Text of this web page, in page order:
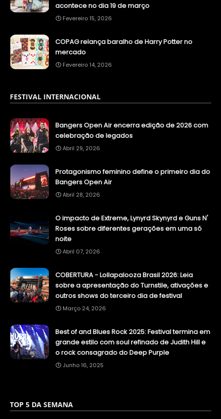
acontece no dia 19 de março
Fevereiro 15, 2026
COPAG relança baralho de Harry Potter no
mercado
Fevereiro 14, 2026
FESTIVAL INTERNACIONAL
Bangers Open Air encerra edição de 2026 com
celebração de legados
Abril 29, 2026
Protagonismo feminino define o primeiro dia do
Bangers Open Air
Abril 28, 2026
O impacto de Extreme, Lynyrd Skynyrd e Guns N'
Roses sobre diferentes gerações em uma só
noite
Abril 07, 2026
COBERTURA - Lollapalooza Brasil 2026: Leia
sobre a apresentação do Turnstile, ativações e
outros shows do terceiro dia de festival
Março 24, 2026
Best of and Blues Rock 2025: Festival termina em
grande estilo com soul refinado de Judith Hill e
o rock consagrado do Deep Purple
Junho 16, 2025
TOP 5 DA SEMANA